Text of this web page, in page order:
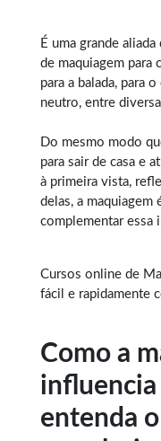
É uma grande
de maquiagem para
para a balada, para
neutro, entre
Do mesmo modo
para sair de casa e
à primeira vista,
delas, a maquiagem
complementar essa
Cursos online de
fácil e rapidamente
Como a
influencia
entenda